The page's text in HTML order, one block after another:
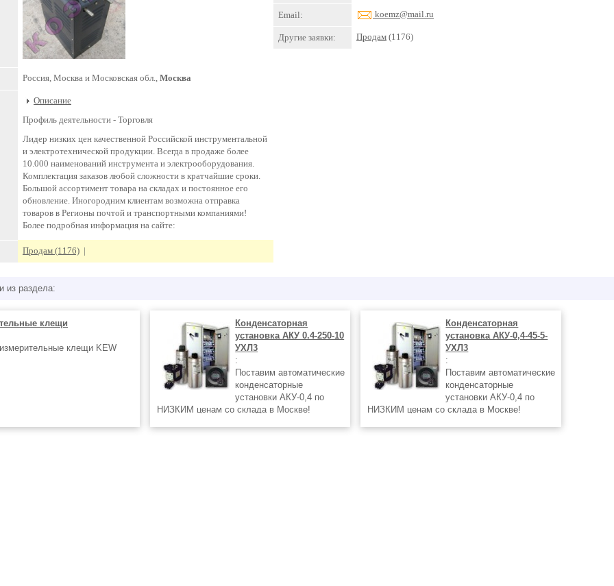
Россия, Москва и Московская обл., Москва
Описание
Профиль деятельности - Торговля
Лидер низких цен качественной Российской инструментальной
и электротехнической продукции. Всегда в продаже более
10.000 наименований инструмента и электрооборудования.
Комплектация заказов любой сложности в кратчайшие сроки.
Большой ассортимент товара на складах и постоянное его
обновление. Иногородним клиентам возможна отправка
товаров в Регионы почтой и транспортными компаниями!
Более подробная информация на сайте:
Продам (1176) |
Email: koemz@mail.ru
Другие заявки: Продам (1176)
из раздела:
клещи
клещи KEW
Конденсаторная
установка АКУ 0.4-250-10
УХЛ3
:
Поставим автоматические
конденсаторные
установки АКУ-0,4 по
НИЗКИМ ценам со склада в Москве!
Конденсаторная
установка АКУ-0,4-45-5-
УХЛ3
:
Поставим автоматические
конденсаторные
установки АКУ-0,4 по
НИЗКИМ ценам со склада в Москве!